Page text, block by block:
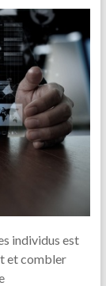
individus est
et combler